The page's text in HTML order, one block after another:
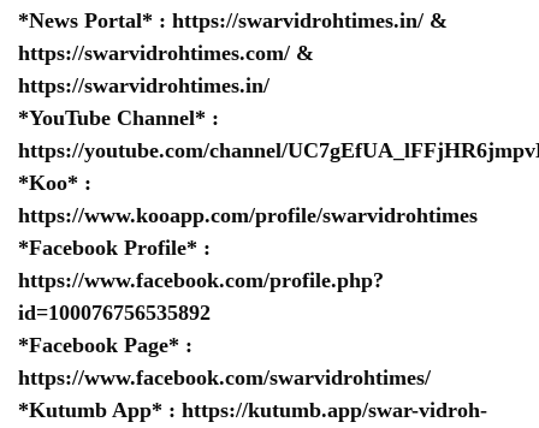
*News Portal* : https://swarvidrohtimes.in/ &
https://swarvidrohtimes.com/ &
https://swarvidrohtimes.in/
*YouTube Channel* :
https://youtube.com/channel/
*Koo* :
https://www.kooapp.com/profile/swarvidrohtimes
*Facebook Profile* :
https://www.facebook.com/profile.php?
id=100076756535892
*Facebook Page* :
https://www.facebook.com/swarvidrohtimes/
*Kutumb App* : https://kutumb.app/swar-vidroh-